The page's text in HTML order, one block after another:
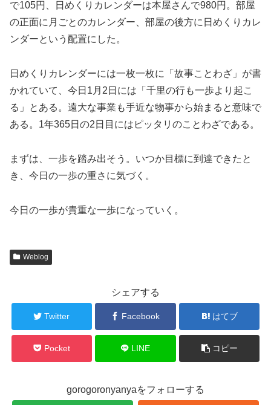
で105円、日めくりカレンダーは本屋さんで980円。部屋
の正面に月ごとのカレンダー、部屋の後方に日めくりカレ
ンダーという配置にした。
日めくりカレンダーには一枚一枚に「故事ことわざ」が書
かれていて、今日1月2日には「千里の行も一歩より起こ
る」とある。遠大な事業も手近な物事から始まると意味で
ある。1年365日の2日目にはピッタリのことわざである。
まずは、一歩を踏み出そう。いつか目標に到達できたと
き、今日の一歩の重さに気づく。
今日の一歩が貴重な一歩になっていく。
Weblog
シェアする
Twitter Facebook はてブ
Pocket LINE コピー
gorogoronyanyaをフォローする